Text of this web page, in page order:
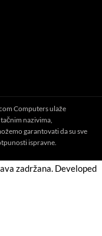
Computers ulaže
nazivima,
garantovati da su sve
ispravne.
zadržana. Developed